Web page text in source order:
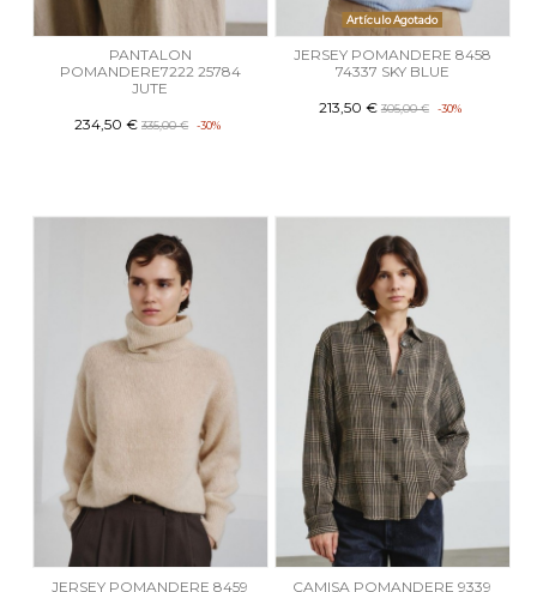
PANTALON
POMANDERE7222 25784
JUTE
234,50 € 335,00 € -30%
Artículo Agotado
JERSEY POMANDERE 8458
74337 SKY BLUE
213,50 € 305,00 € -30%
JERSEY POMANDERE 8459 CAMISA POMANDERE 9339